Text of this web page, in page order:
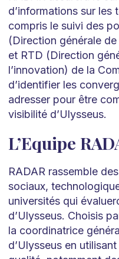
d’informations sur les
compris le suivi des
(Direction générale
et RTD (Direction
l’innovation) de la
d’identifier les
adresser pour être
visibilité d’Ulysseus.
L’Equipe
RADAR rassemble
sociaux,
universités qui
d’Ulysseus. Choisis
la coordinatrice
d’Ulysseus en